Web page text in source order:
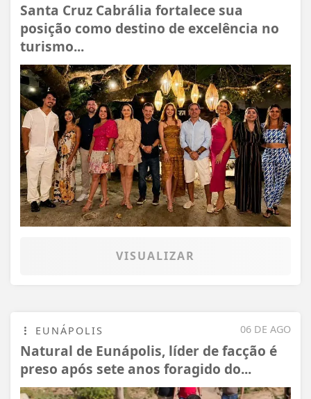
Santa Cruz Cabrália fortalece sua
posição como destino de excelência no
turismo...
VISUALIZAR
06 DE AGO
EUNÁPOLIS
Natural de Eunápolis, líder de facção é
preso após sete anos foragido do...